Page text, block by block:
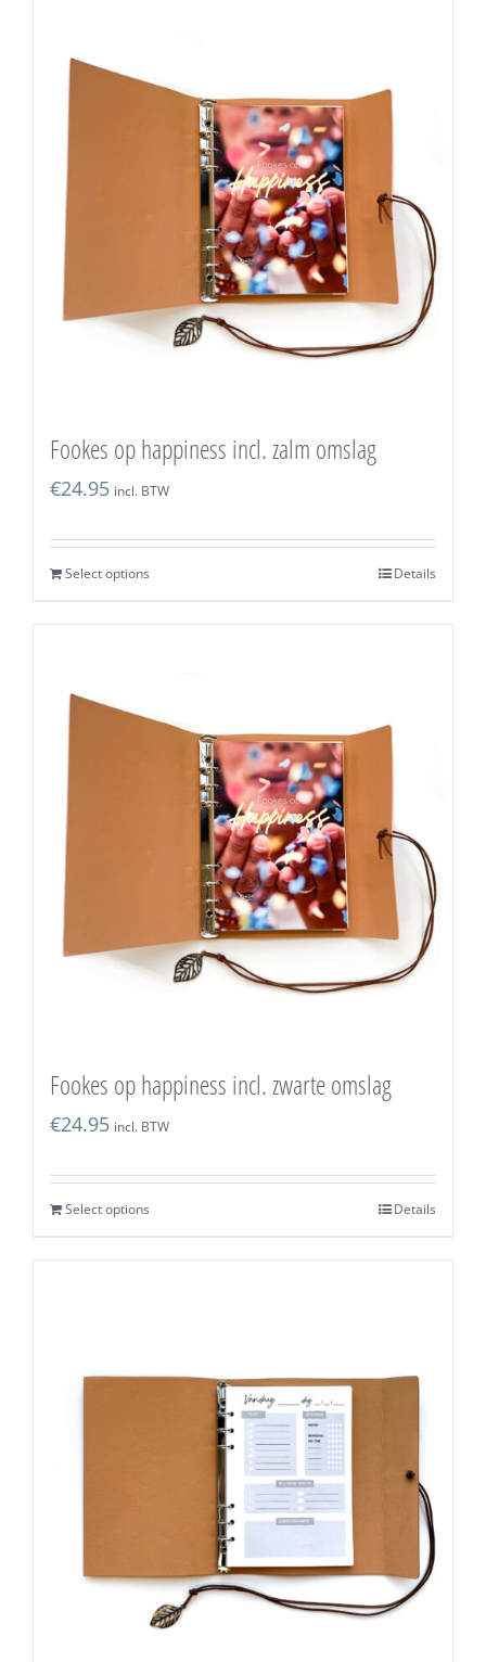
Fookes op happiness incl. zalm omslag
€24.95 incl. BTW
Select options Details
Fookes op happiness incl. zwarte omslag
€24.95 incl. BTW
Select options Details